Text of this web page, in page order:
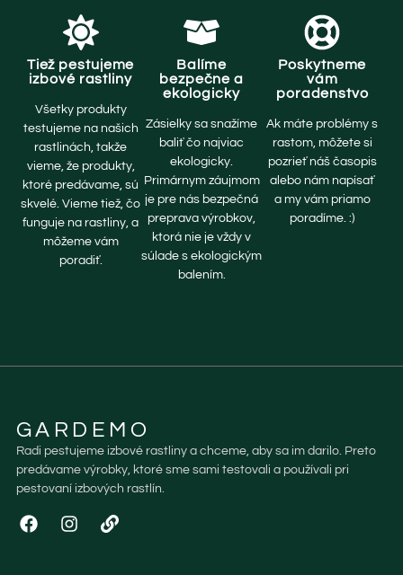
Tiež pestujeme
izbové rastliny
Všetky produkty
testujeme na našich
rastlinách, takže
vieme, že produkty,
ktoré predávame, sú
skvelé. Vieme tiež, čo
funguje na rastliny, a
môžeme vám
poradiť.
Balíme
bezpečne a
ekologicky
Zásielky sa snažíme
baliť čo najviac
ekologicky.
Primárnym záujmom
je pre nás bezpečná
preprava výrobkov,
ktorá nie je vždy v
súlade s ekologickým
balením.
Poskytneme
vám
poradenstvo
Ak máte problémy s
rastom, môžete si
pozrieť náš časopis
alebo nám napísať
a my vám priamo
poradíme. :)
GARDEMO
Radi pestujeme izbové rastliny a chceme, aby sa im darilo. Preto
predávame výrobky, ktoré sme sami testovali a používali pri
pestovaní izbových rastlín.